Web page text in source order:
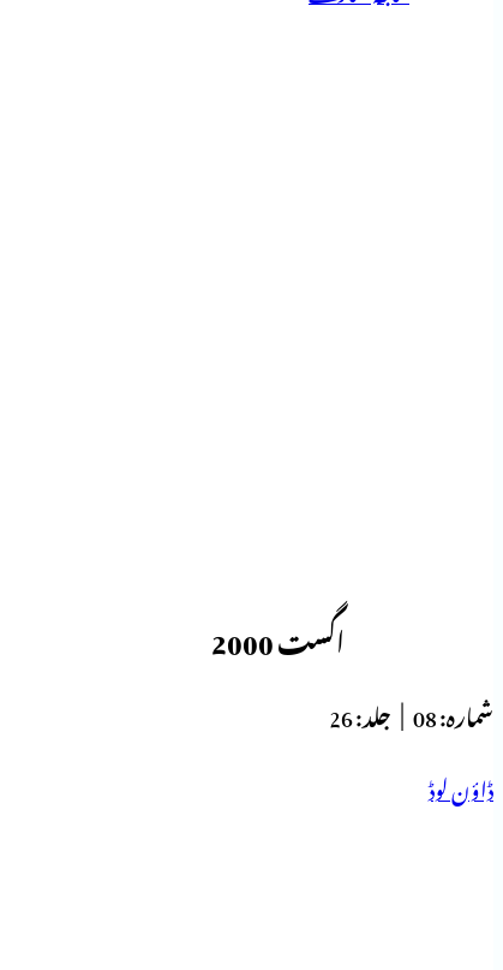
اگست 2000
شمارہ: جلد:
ڈاؤن لوڈ